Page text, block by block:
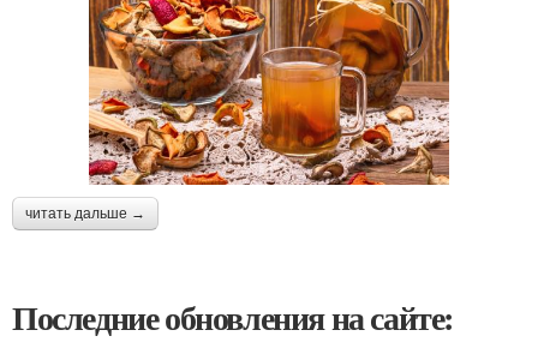
читать дальше →
Последние обновления на сайте: